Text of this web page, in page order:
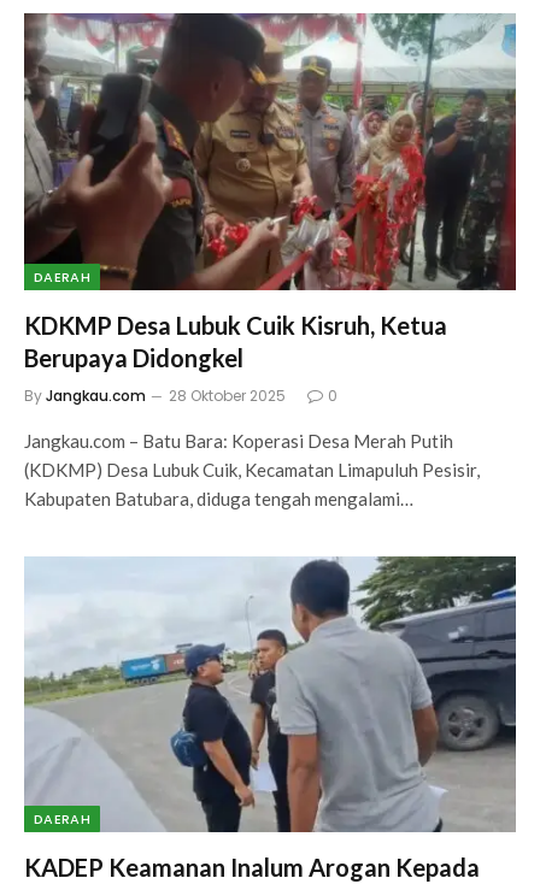
DAERAH
KDKMP Desa Lubuk Cuik Kisruh, Ketua
Berupaya Didongkel
ByJangkau.com 28 Oktober 2025 0
Jangkau.com – Batu Bara: Koperasi Desa Merah Putih
(KDKMP) Desa Lubuk Cuik, Kecamatan Limapuluh Pesisir,
Kabupaten Batubara, diduga tengah mengalami…
DAERAH
KADEP Keamanan Inalum Arogan Kepada